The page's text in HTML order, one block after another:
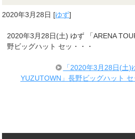
2020年3月28日 [ゆず]
2020年3月28日(土) ゆず 「ARENA
野ビッグハット セッ・・・
「2020年3月28日(土
YUZUTOWN」長野ビッグハット